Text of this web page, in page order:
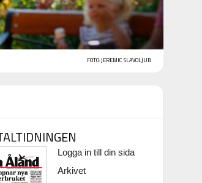
FOTO: JEREMIC SLAVOLJUB
Logga in till din sida
Arkivet